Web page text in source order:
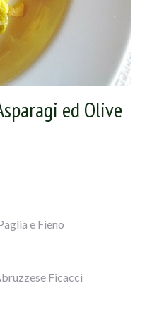
ed Olive
e Fieno
Ficacci